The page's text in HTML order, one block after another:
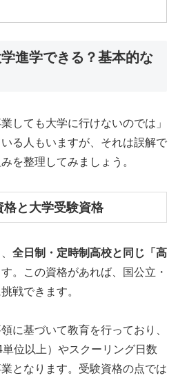
進学できる？基本的な
しても大学に行けないのでは」
る人もいますが、それは誤解で
を整理してみましょう。
と大学受験資格
全日制・定時制高校と同じ「高
。この資格があれば、国公立・
戦できます。
に基づいて教育を行っており、
位以上）やスクーリング日数
となります。受験資格の点では